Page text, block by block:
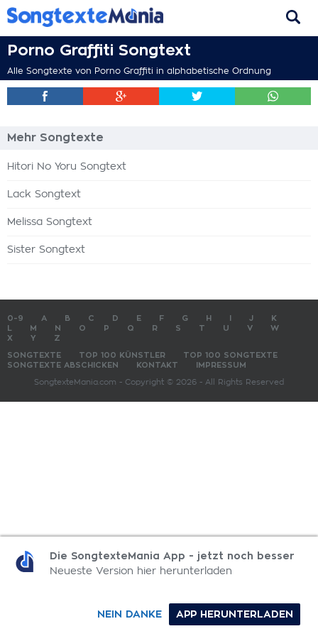
Porno Graffiti Songtext
Alle Songtexte von Porno Graffiti in alphabetische Ordnung
Mehr Songtexte
Hitori No Yoru Songtext
Lack Songtext
Melissa Songtext
Sister Songtext
0-9 A B C D E F G H J
K
M N O P Q R S T U V
W
X
Y Z
SONGTEXTE TOP 100 KÜNSTLER
TOP 100 SONGTEXTE
SONGTEXTE ABSCHICKEN
KONTAKT IMPRESSUM
SongtexteMania.com - Copyright © 2026 - All Rights Reserved
Die SongtexteMania App - jetzt noch besser
Neueste Version hier herunterladen
APP HERUNTERLADEN
NEIN DANKE